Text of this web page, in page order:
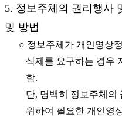
5. 정보주체의 권리행사
및 방법
○ 정보주체가 개인영상
삭제를 요구하는 경우
함.
단, 명백히 정보주체의
위하여 필요한 개인영